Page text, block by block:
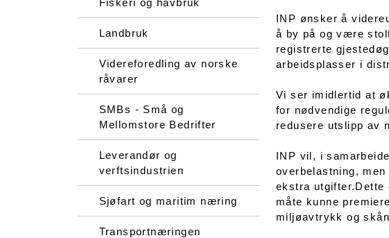
INP ønsker å
å by på og være
registrerte
arbeidsplasser i
Vi ser imidlertid at
for nødvendige
redusere utslipp av
INP vil, i
overbelastning,
ekstra utgifter.Dette
måte kunne
miljøavtrykk og
Fiskeri og havbruk
Landbruk
Videreforedling av norske
råvarer
SMBs - Små og
Mellomstore Bedrifter
Leverandør og
verftsindustrien
Sjøfart og maritim næring
Transportnæringen